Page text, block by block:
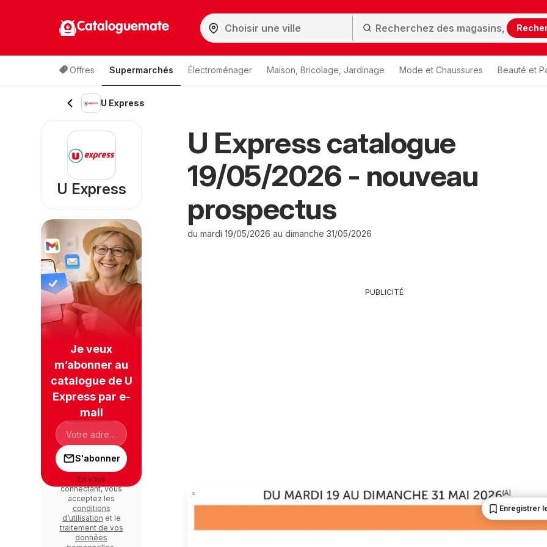
Cataloguemate
Offres Supermarchés Électroménager Maison, Bricolage, Jardinage Mode et Chaussures Beauté et
U Express
U Express catalogue
19/05/2026 - nouveau
prospectus
du mardi 19/05/2026 au dimanche 31/05/2026
PUBLICITÉ
Enregistrer
U Express
Je veux
m’abonner au
catalogue de U
Express par e-
mail
S'abonner
En vous
connectant, vous
acceptez les
conditions
d’utilisation et le
traitement de vos
données